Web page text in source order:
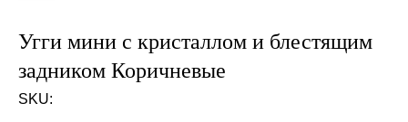
Угги мини с кристаллом и блестящим
задником Коричневые
SKU: